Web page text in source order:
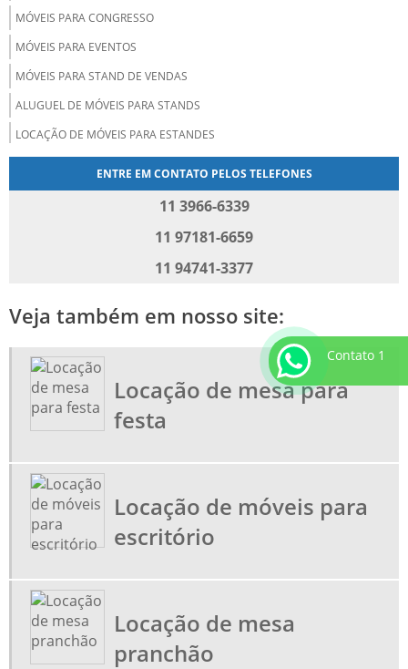
MÓVEIS PARA CONGRESSO
MÓVEIS PARA EVENTOS
MÓVEIS PARA STAND DE VENDAS
ALUGUEL DE MÓVEIS PARA STANDS
LOCAÇÃO DE MÓVEIS PARA ESTANDES
LOCAÇÃO DE MÓVEIS PARA ESCRITÓRIO
ALUGUEL DE MÓVEIS CORPORATIVOS
ALUGAR MOVEIS PARA EVENTOS
ALUGUEL DE SOFÁ PARA FESTA SP
LOCAÇÃO DE MESAS PARA EVENTOS
MOVEIS PARA STANDS
MOVEIS PARA TREINAMENTO
ENTRE EM CONTATO PELOS TELEFONES
11 3966-6339
11 97181-6659
11 94741-3377
Veja também em nosso site:
Locação de mesa para
festa
Locação de móveis para
escritório
Locação de mesa
pranchão
Contato 1